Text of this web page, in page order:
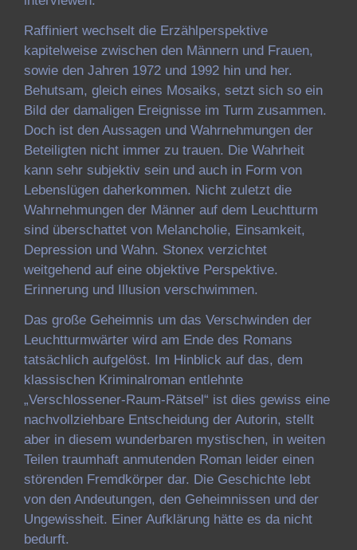
Raffiniert wechselt die Erzählperspektive
kapitelweise zwischen den Männern und Frauen,
sowie den Jahren 1972 und 1992 hin und her.
Behutsam, gleich eines Mosaiks, setzt sich so ein
Bild der damaligen Ereignisse im Turm zusammen.
Doch ist den Aussagen und Wahrnehmungen der
Beteiligten nicht immer zu trauen. Die Wahrheit
kann sehr subjektiv sein und auch in Form von
Lebenslügen daherkommen. Nicht zuletzt die
Wahrnehmungen der Männer auf dem Leuchtturm
sind überschattet von Melancholie, Einsamkeit,
Depression und Wahn. Stonex verzichtet
weitgehend auf eine objektive Perspektive.
Erinnerung und Illusion verschwimmen.
Das große Geheimnis um das Verschwinden der
Leuchtturmwärter wird am Ende des Romans
tatsächlich aufgelöst. Im Hinblick auf das, dem
klassischen Kriminalroman entlehnte
„Verschlossener-Raum-Rätsel“ ist dies gewiss eine
nachvollziehbare Entscheidung der Autorin, stellt
aber in diesem wunderbaren mystischen, in weiten
Teilen traumhaft anmutenden Roman leider einen
störenden Fremdkörper dar. Die Geschichte lebt
von den Andeutungen, den Geheimnissen und der
Ungewissheit. Einer Aufklärung hätte es da nicht
bedurft.